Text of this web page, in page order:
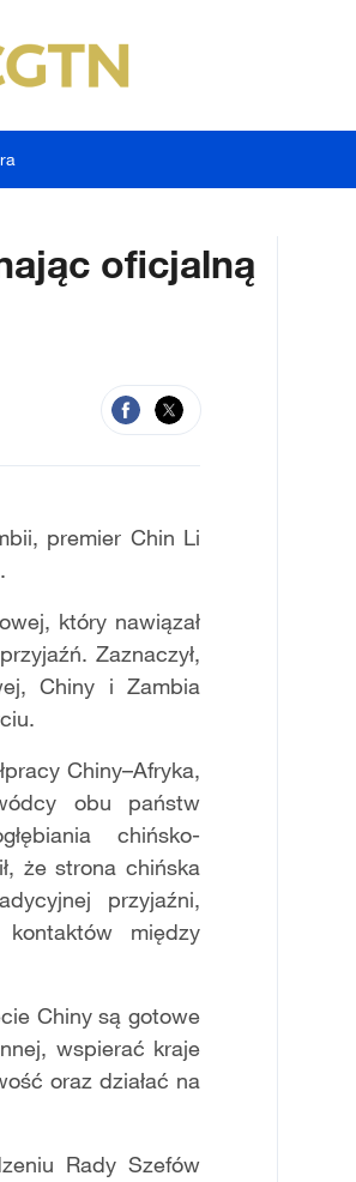
oficjalną
premier Chin Li
który nawiązał
Zaznaczył,
Chiny i Zambia
Chiny–Afryka,
obu państw
chińsko-
że strona chińska
przyjaźni,
kontaktów między
Chiny są gotowe
wspierać kraje
oraz działać na
Rady Szefów